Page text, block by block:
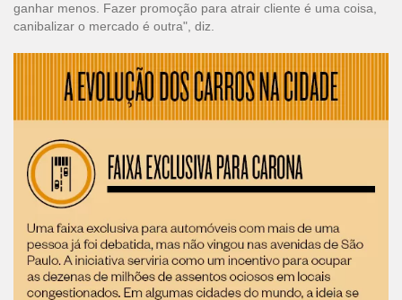
ganhar menos. Fazer promoção para atrair cliente é uma coisa,
canibalizar o mercado é outra", diz.